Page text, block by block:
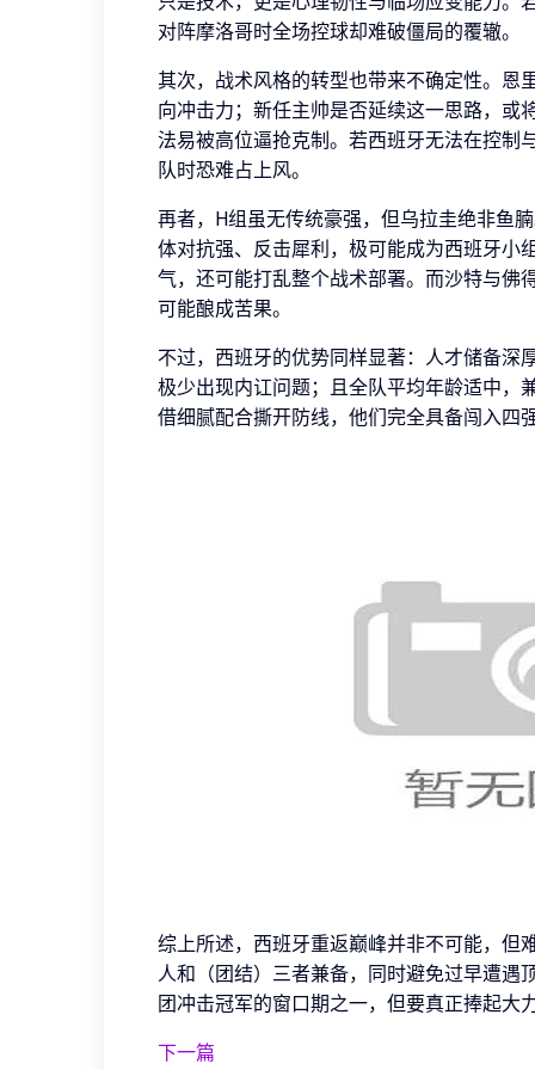
对阵摩洛哥时全场控球却难破僵局的覆辙。
其次，战术风格的转型也带来不确定性。恩
向冲击力；新任主帅是否延续这一思路，或
法易被高位逼抢克制。若西班牙无法在控制
队时恐难占上风。
再者，H组虽无传统豪强，但乌拉圭绝非鱼
体对抗强、反击犀利，极可能成为西班牙小
气，还可能打乱整个战术部署。而沙特与佛
可能酿成苦果。
不过，西班牙的优势同样显著：人才储备深
极少出现内讧问题；且全队平均年龄适中，
借细腻配合撕开防线，他们完全具备闯入四
综上所述，西班牙重返巅峰并非不可能，但
人和（团结）三者兼备，同时避免过早遭遇
团冲击冠军的窗口期之一，但要真正捧起大
下一篇